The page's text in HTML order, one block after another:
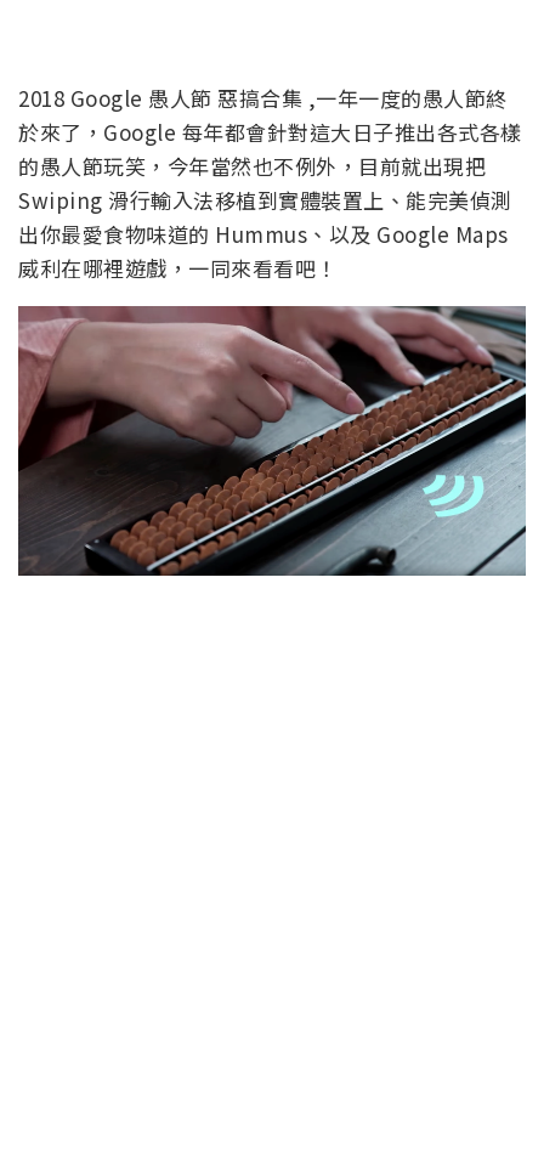
2018 Google 愚人節 惡搞合集 ,一年一度的愚人節終
於來了，Google 每年都會針對這大日子推出各式各樣
的愚人節玩笑，今年當然也不例外，目前就出現把
Swiping 滑行輸入法移植到實體裝置上、能完美偵測
出你最愛食物味道的 Hummus、以及 Google Maps
威利在哪裡遊戲，一同來看看吧！